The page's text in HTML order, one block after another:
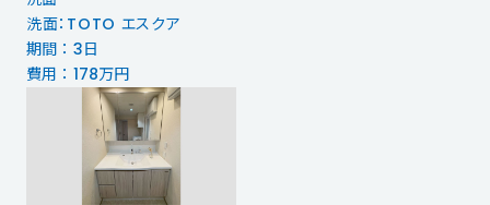
洗面：TOTO エスクア
期間 ： 3日
費用 ： 178万円